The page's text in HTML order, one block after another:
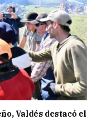
Valdés destacó el